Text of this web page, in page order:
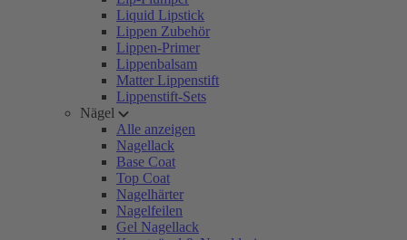
Liquid Lipstick
Lippen Zubehör
Lippen-Primer
Lippenbalsam
Matter Lippenstift
Lippenstift-Sets
Nägel
Alle anzeigen
Nagellack
Base Coat
Top Coat
Nagelhärter
Nagelfeilen
Gel Nagellack